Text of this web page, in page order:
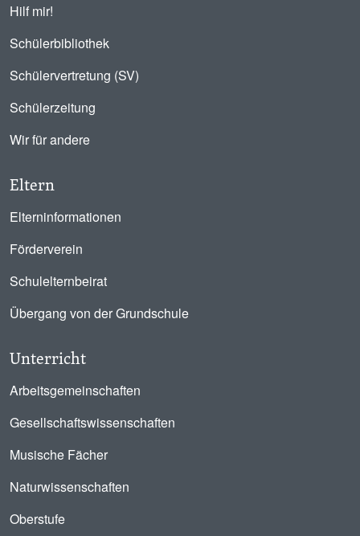
Hilf mir!
Schülerbibliothek
Schülervertretung (SV)
Schülerzeitung
Wir für andere
Eltern
Elterninformationen
Förderverein
Schulelternbeirat
Übergang von der Grundschule
Unterricht
Arbeitsgemeinschaften
Gesellschaftswissenschaften
Musische Fächer
Naturwissenschaften
Oberstufe